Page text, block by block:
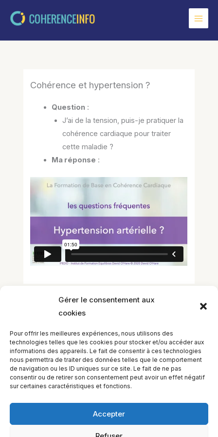
Gérer le consentement aux
cookies
Pour offrir les meilleures expériences, nous utilisons des
technologies telles que les cookies pour stocker et/ou accéder aux
informations des appareils. Le fait de consentir à ces technologies
nous permettra de traiter des données telles que le comportement
de navigation ou les ID uniques sur ce site. Le fait de ne pas
consentir ou de retirer son consentement peut avoir un effet négatif
sur certaines caractéristiques et fonctions.
Accepter
Cohérence et hypertension ?
Question :
J’ai de la tension, puis-je pratiquer la
cohérence cardiaque pour traiter
cette maladie ?
Ma réponse :
Laisser un commentaire
un commentaire.